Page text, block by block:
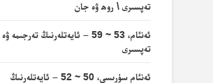
تەپسىرى \ روھ ۋە جان
ئەنئام، 53 ~ 59 – ئايەتلەرنىڭ تەرجىمە ۋە
تەپسىرى
ئەنئام سۈرىسى، 50 ~ 52 – ئايەتلەرنىڭ